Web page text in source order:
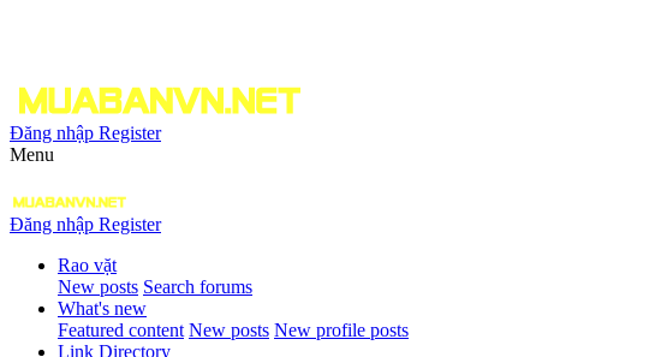
Đăng nhập Register
Menu
Đăng nhập Register
Rao vặt
New posts Search forums
What's new
Featured content New posts New profile posts
Link Directory